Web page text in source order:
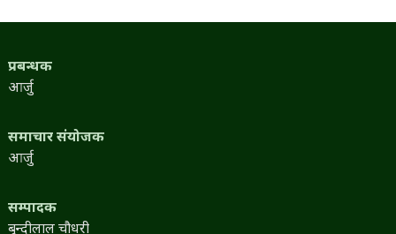
प्रबन्धक
आर्जु
समाचार संयोजक
आर्जु
सम्पादक
बुन्दीलाल चौधरी